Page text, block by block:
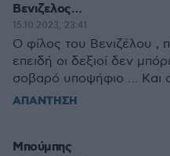
Βενιζελος…
15.10.2023, 23:41
Ο φίλος του Βενιζέλου ,
επειδή οι δεξιοί δεν
σοβαρό υποψήφιο … Και
ΑΠΑΝΤΗΣΗ
Μπούμπης